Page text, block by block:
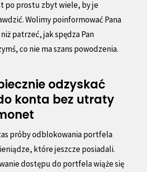
po prostu zbyt wiele, by je
Wolimy poinformować Pana
patrzeć, jak spędza Pan
co nie ma szans powodzenia.
odzyskać
konta bez utraty
próby odblokowania portfela
które jeszcze posiadali.
dostępu do portfela wiąże się